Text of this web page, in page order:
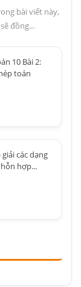
bài viết này,
đồng...
10 Bài 2:
toán
các dạng
hợp...